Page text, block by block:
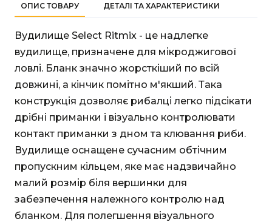
ОПИС ТОВАРУ ДЕТАЛІ ТА ХАРАКТЕРИСТИКИ
Вудилище Select Ritmix - це надлегке
вудилище, призначене для мікроджигової
ловлі. Бланк значно жорсткіший по всій
довжині, а кінчик помітно м'якший. Така
конструкція дозволяє рибалці легко підсікати
дрібні приманки і візуально контролювати
контакт приманки з дном та клювання риби.
Вудилище оснащене сучасним обтічним
пропускним кільцем, яке має надзвичайно
малий розмір біля вершинки для
забезпечення належного контролю над
бланком. Для полегшення візуального